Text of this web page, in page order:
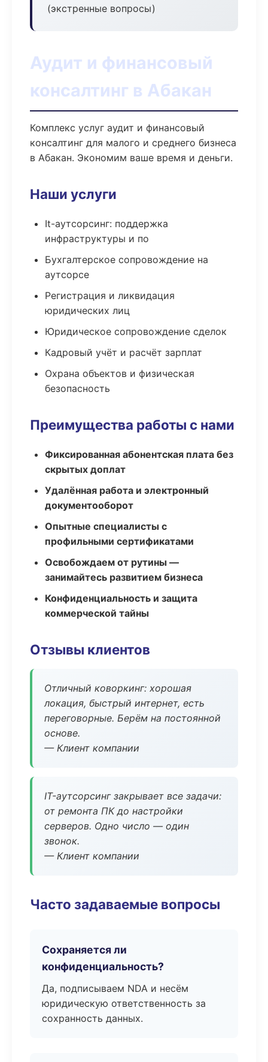
(экстренные вопросы)
Аудит и финансовый
консалтинг в Абакан
Комплекс услуг аудит и финансовый
консалтинг для малого и среднего бизнеса
в Абакан. Экономим ваше время и деньги.
Наши услуги
It-аутсорсинг: поддержка
инфраструктуры и по
Бухгалтерское сопровождение на
аутсорсе
Регистрация и ликвидация
юридических лиц
Юридическое сопровождение сделок
Кадровый учёт и расчёт зарплат
Охрана объектов и физическая
безопасность
Преимущества работы с нами
Фиксированная абонентская плата без
скрытых доплат
Удалённая работа и электронный
документооборот
Опытные специалисты с
профильными сертификатами
Освобождаем от рутины —
занимайтесь развитием бизнеса
Конфиденциальность и защита
коммерческой тайны
Отзывы клиентов
Отличный коворкинг: хорошая
локация, быстрый интернет, есть
переговорные. Берём на постоянной
основе.
— Клиент компании
IT-аутсорсинг закрывает все задачи:
от ремонта ПК до настройки
серверов. Одно число — один
звонок.
— Клиент компании
Часто задаваемые вопросы
Сохраняется ли
конфиденциальность?
Да, подписываем NDA и несём
юридическую ответственность за
сохранность данных.